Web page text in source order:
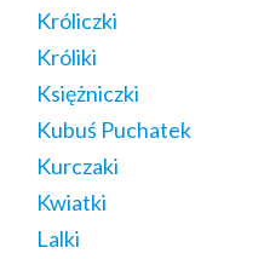
Króliczki
Króliki
Księżniczki
Kubuś Puchatek
Kurczaki
Kwiatki
Lalki